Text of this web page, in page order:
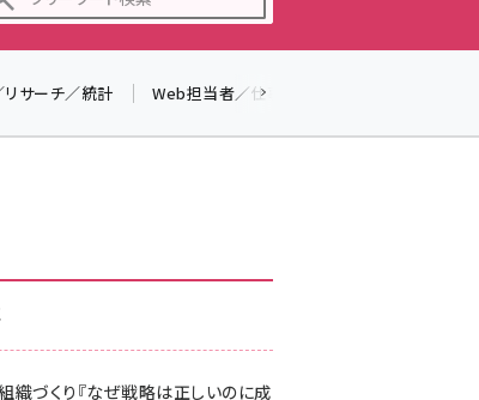
z世代 (1623)
meo (1277)
サーチ／統計 Web担当者／仕事
織づくり『なぜ戦略は正しいのに成